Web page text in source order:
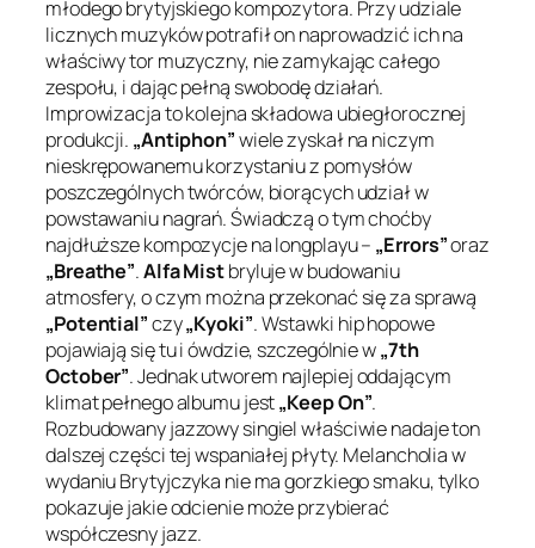
młodego brytyjskiego kompozytora. Przy udziale
licznych muzyków potrafił on naprowadzić ich na
właściwy tor muzyczny, nie zamykając całego
zespołu, i dając pełną swobodę działań.
Improwizacja to kolejna składowa ubiegłorocznej
produkcji. „Antiphon”wiele zyskał na niczym
nieskrępowanemu korzystaniu z pomysłów
poszczególnych twórców, biorących udział w
powstawaniu nagrań. Świadczą o tym choćby
najdłuższe kompozycje na longplayu – „Errors”oraz
„Breathe”.Alfa Mistbryluje w budowaniu
atmosfery, o czym można przekonać się za sprawą
„Potential”czy„Kyoki”. Wstawki hip hopowe
pojawiają się tu i ówdzie, szczególnie w„7th
October”. Jednak utworem najlepiej oddającym
klimat pełnego albumu jest„Keep On”.
Rozbudowany jazzowy singiel właściwie nadaje ton
dalszej części tej wspaniałej płyty. Melancholia w
wydaniu Brytyjczyka nie ma gorzkiego smaku, tylko
pokazuje jakie odcienie może przybierać
współczesny jazz.